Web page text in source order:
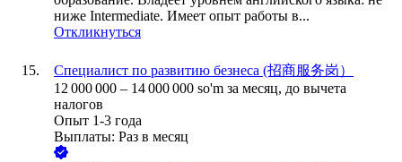
ниже Intermediate. Имеет опыт работы в...
Откликнуться
Специалист по развитию безнеса (招商服务岗）
12 000 000 – 14 000 000 so'm за месяц, до вычета
налогов
Опыт 1-3 года
Выплаты: Раз в месяц